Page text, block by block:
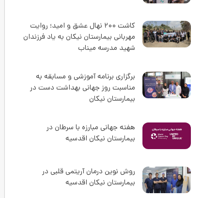
کاشت ۲۰۰ نهال عشق و امید؛ روایت
مهربانی بیمارستان نیکان به یاد فرزندان
شهید مدرسه میناب
برگزاری برنامه آموزشی و مسابقه به
مناسبت روز جهانی بهداشت دست در
بیمارستان نیکان
هفته جهانی مبارزه با سرطان در
بیمارستان نیکان اقدسیه
روش نوین درمان آریتمی قلبی در
بیمارستان نیکان اقدسیه